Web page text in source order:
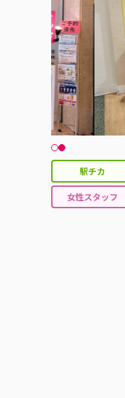
駅チカ
女性スタッフ